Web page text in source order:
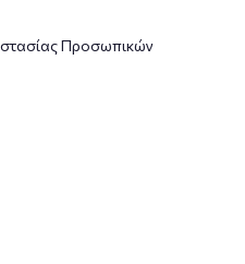
Προσωπικών